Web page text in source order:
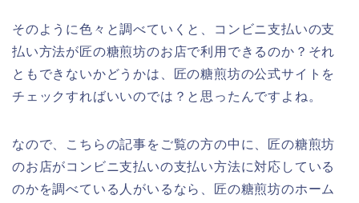
そのように色々と調べていくと、コンビニ支払いの支
払い方法が匠の糖煎坊のお店で利用できるのか？それ
ともできないかどうかは、匠の糖煎坊の公式サイトを
チェックすればいいのでは？と思ったんですよね。
なので、こちらの記事をご覧の方の中に、匠の糖煎坊
のお店がコンビニ支払いの支払い方法に対応している
のかを調べている人がいるなら、匠の糖煎坊のホーム